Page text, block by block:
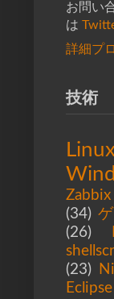
お問い
は
詳細プ
技術
Zabbix
(34)
(26)
(23)
Eclipse